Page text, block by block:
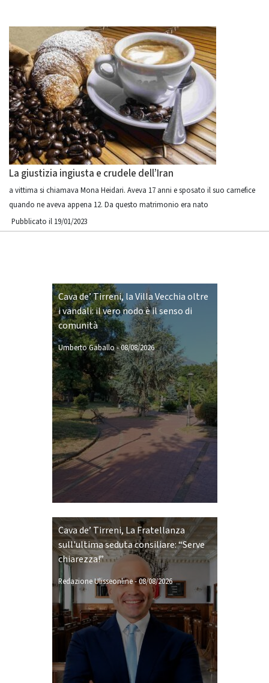
La giustizia ingiusta e crudele dell’Iran
a vittima si chiamava Mona Heidari. Aveva 17 anni e sposato il suo carnefice
quando ne aveva appena 12. Da questo matrimonio era nato
Pubblicato il 19/01/2023
Cava de’ Tirreni, la Villa Vecchia oltre
i vandali: il vero nodo è il senso di
comunità
Umberto Gaballo-08/08/2026
Cava de’ Tirreni, La Fratellanza
sull'ultima seduta consiliare: “Serve
chiarezza!”
Redazione Ulisseonline-08/08/2026